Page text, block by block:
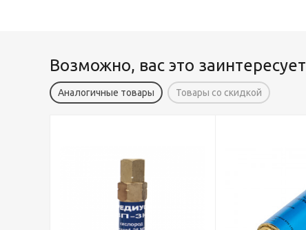
Возможно, вас это заинтересует
Аналогичные товары Товары со скидкой